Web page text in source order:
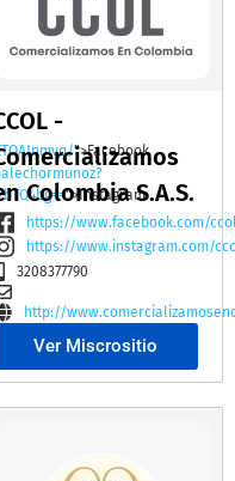
">Facebook
">Instagram
-
Colombia S.A.S.
https://www.facebook.com/
https://www.instagram.com/
3208377790
http://
Ver Miscrositio